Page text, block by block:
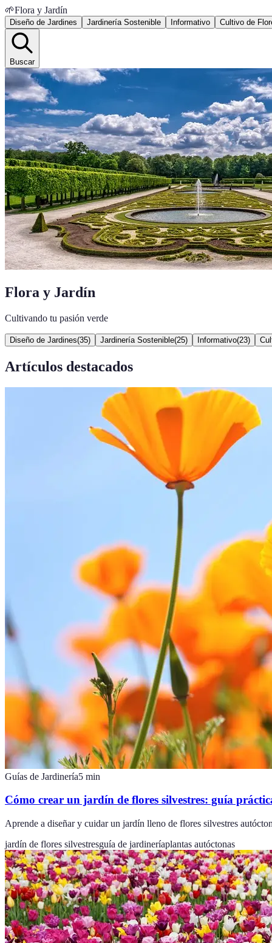
🌱Flora y Jardín
Diseño de Jardines Jardinería Sostenible Informativo Cultivo de
Buscar
Flora y Jardín
Cultivando tu pasión verde
Diseño de Jardines(35) Jardinería Sostenible(25) Informativo(23)
Artículos destacados
Guías de Jardinería5 min
Cómo crear un jardín de flores silvestres: guía
Aprende a diseñar y cuidar un jardín lleno de flores silvestres
jardín de flores silvestresguía de jardineríaplantas autóctonas